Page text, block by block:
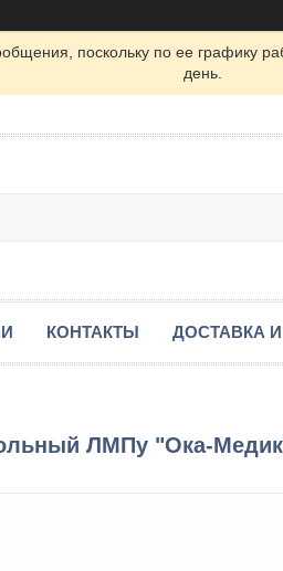
поскольку по ее графику
день.
КОНТАКТЫ ДОСТАВКА
ЛМПу "Ока-